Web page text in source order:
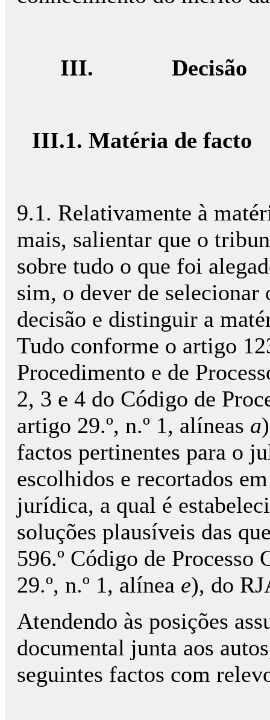
III. Decisão
III.1. Matéria de facto
9.1. Relativamente à
mais, salientar que o
sobre tudo o que foi
sim, o dever de selecionar
decisão e distinguir a
Tudo conforme o artigo
Procedimento e de
2, 3 e 4 do Código de
artigo 29.º, n.º 1, alíneas a
factos pertinentes para o
escolhidos e recortados
jurídica, a qual é
soluções plausíveis das
596.º Código de
29.º, n.º 1, alínea e), do
Atendendo às posições
documental junta aos
seguintes factos com